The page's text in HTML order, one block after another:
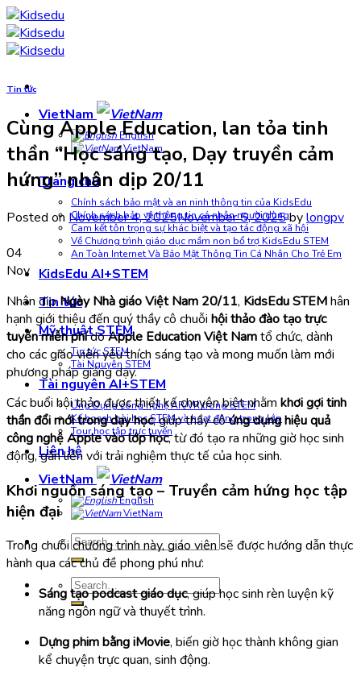
Skip
to
content
VietNam
English
VietNam
Trang chủ
Chính sách bảo mật và an ninh thông tin của KidsEdu
Chính sách bảo vệ thông tin cá nhân người dùng
Cam kết tôn trọng sự khác biệt và tạo tác động xã hội
Về Chương trình giáo dục mầm non bổ trợ KidsEdu STEM
An Toàn Internet Và Bảo Mật Thông Tin Cá Nhân Cho Trẻ Em
KidsEdu AI+STEM
Tin tức
Mỹ thuật STEM
Tin tức STEM
Tài Nguyên STEM
Tài nguyên AI+STEM
Ứng Dụng công nghệ AR/VR trong STEM
Kế hoạch bài học STEM và hoạt động trong lớp
Tour học tập trực tuyến
Liên hệ
VietNam
English
VietNam
Search
for:
Search
for:
Tin tức
Cùng Apple Education, lan tỏa tinh
thần “Học sáng tạo, Dạy truyền cảm
hứng” nhân dịp 20/11
Posted on November 4, 2025November 5, 2025bylongpv
04
Nov
Nhân dịpNgày Nhà giáo Việt Nam 20/11, KidsEdu STEMhân
hạnh giới thiệu đến quý thầy cô chuỗi hội thảo đào tạo trực
tuyến miễn phídoApple Education Việt Namtổ chức, dành
cho các giáo viên yêu thích sáng tạo và mong muốn làm mới
phương pháp giảng dạy.
Các buổi hội thảo được thiết kế chuyên biệt nhằm khơi gợi tinh
thần đổi mới trong dạy học, giúp thầy côứng dụng hiệu quả
công nghệ Apple vào lớp học, từ đó tạo ra những giờ học sinh
động, gắn liền với trải nghiệm thực tế của học sinh.
Khơi nguồn sáng tạo – Truyền cảm hứng học tập
hiện đại
Trong chuỗi chương trình này, giáo viên sẽ được hướng dẫn thực
hành qua các chủ đề phong phú như:
Sáng tạo podcast giáo dục, giúp học sinh rèn luyện kỹ
năng ngôn ngữ và thuyết trình.
Dựng phim bằng iMovie, biến giờ học thành không gian
kể chuyện trực quan, sinh động.